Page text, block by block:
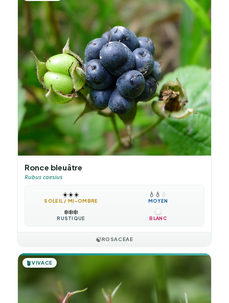
Ronce bleuâtre
Rubus caesius
☀️☀️☀️
SOLEIL / MI-OMBRE
💧 💧 💧
MOYEN
❄️❄️❄️
RUSTIQUE BLANC
🍃ROSACEAE
🪴VIVACE